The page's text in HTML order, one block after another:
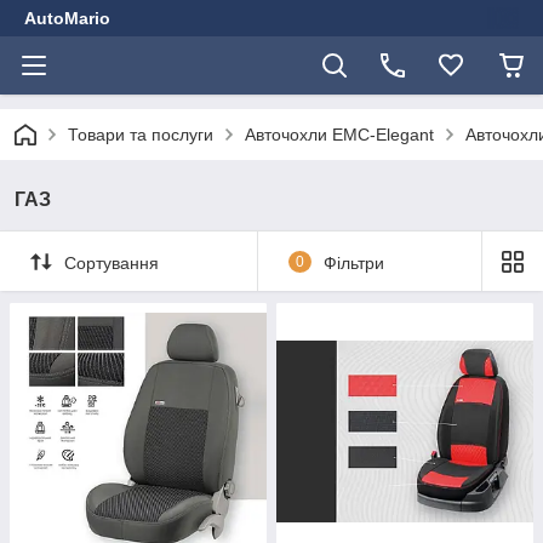
AutoMario
Товари та послуги Авточохли EMC-Elegant
ГАЗ
Сортування 0 Фільтри